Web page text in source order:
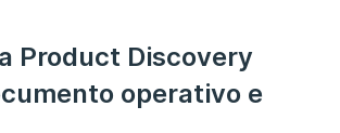
Product Discovery
operativo e